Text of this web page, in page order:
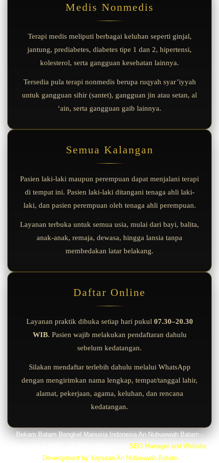
Medis Nonmedis
Terapi medis meliputi berbagai keluhan seperti ginjal,
jantung, prediabetes, diabetes tipe 1 dan 2, hipertensi,
kolesterol, serta gangguan kesehatan lainnya.
Tersedia pula terapi nonmedis berupa ruqyah syar’iyyah
untuk gangguan sihir (santet), gangguan jin atau setan, al
‘ain, serta gangguan gaib lainnya.
Semua Kalangan
Pasien laki-laki maupun perempuan dapat menjalani terapi
di tempat ini. Pasien laki-laki ditangani tenaga ahli laki-
laki, dan pasien perempuan oleh tenaga ahli perempuan.
Layanan terbuka untuk semua usia, mulai dari bayi, balita,
anak-anak, remaja, dewasa, hingga lansia tanpa
membedakan latar belakang.
Daftar Online
Layanan praktik dibuka setiap hari pukul 07.30–20.30
WIB. Pasien wajib melakukan pendaftaran dahulu
sebelum kedatangan.
Silakan mendaftar terlebih dahulu melalui WhatsApp
dengan mengirimkan nama lengkap, tempat/tanggal lahir,
alamat, pekerjaan, agama, keluhan, dan rencana
kedatangan.
Bekam Batam Bengkel Manusia Indonesia An Nubuwwah Batam -
SEO Manager and Website
Development by Yayasan An Nubuwwah Batam